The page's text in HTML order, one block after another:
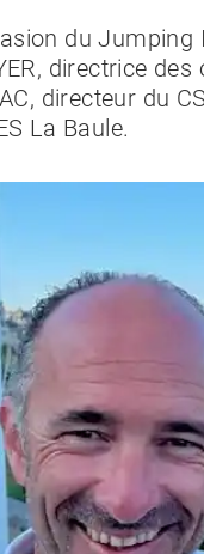
du Jumping
directrice
directeur du
La Baule.